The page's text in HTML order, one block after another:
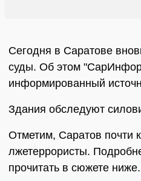
Сегодня в Саратове
суды. Об этом
информированный
Здания обследуют
Отметим, Саратов почти
лжетеррористы.
прочитать в сюжете ниже.